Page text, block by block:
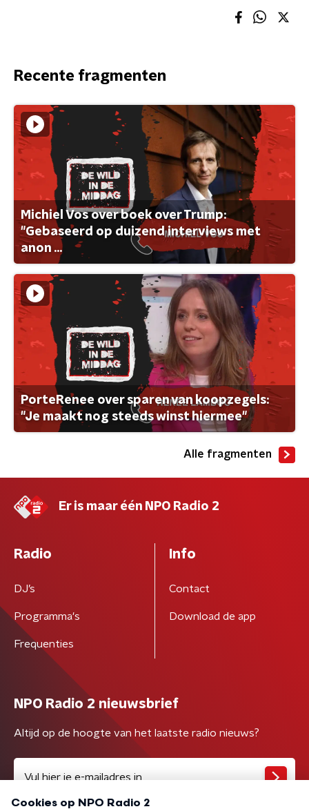
Recente fragmenten
Michiel Vos over boek over Trump:
"Gebaseerd op duizend interviews met
anon ...
PorteRenee over sparen van koopzegels:
"Je maakt nog steeds winst hiermee"
Alle fragmenten
Er is maar één NPO Radio 2
Radio
DJ’s
Programma's
Frequenties
Info
Contact
Download de app
NPO Radio 2 nieuwsbrief
Altijd op de hoogte van het laatste radio nieuws?